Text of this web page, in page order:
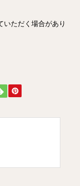
いただく場合があり